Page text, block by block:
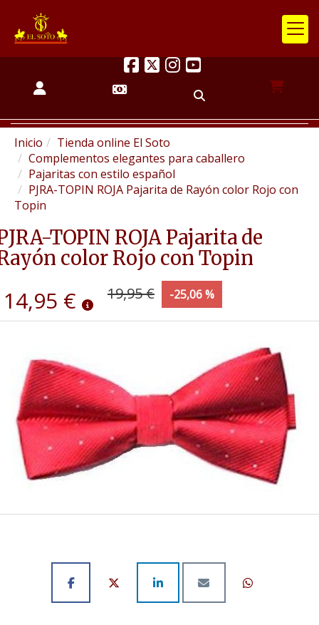
Inicio
Tienda online El Soto
Complementos elegantes para caballero
Pajaritas con estilo español
PJRA-TOPIN ROJA Pajarita de Rayón color Rojo con
Topin
TOPIN ROJA Pajarita de
color Rojo con Topin
14,95 € 19,95 € -25,06 %